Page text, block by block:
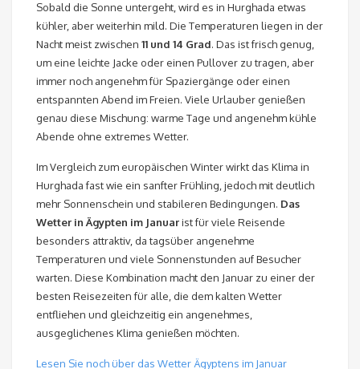
Sobald die Sonne untergeht, wird es in Hurghada etwas
kühler, aber weiterhin mild. Die Temperaturen liegen in der
Nacht meist zwischen 11 und 14 Grad. Das ist frisch genug,
um eine leichte Jacke oder einen Pullover zu tragen, aber
immer noch angenehm für Spaziergänge oder einen
entspannten Abend im Freien. Viele Urlauber genießen
genau diese Mischung: warme Tage und angenehm kühle
Abende ohne extremes Wetter.
Im Vergleich zum europäischen Winter wirkt das Klima in
Hurghada fast wie ein sanfter Frühling, jedoch mit deutlich
mehr Sonnenschein und stabileren Bedingungen. Das
Wetter in Ägypten im Januarist für viele Reisende
besonders attraktiv, da tagsüber angenehme
Temperaturen und viele Sonnenstunden auf Besucher
warten. Diese Kombination macht den Januar zu einer der
besten Reisezeiten für alle, die dem kalten Wetter
entfliehen und gleichzeitig ein angenehmes,
ausgeglichenes Klima genießen möchten.
Lesen Sie noch über das Wetter Ägyptens im Januar